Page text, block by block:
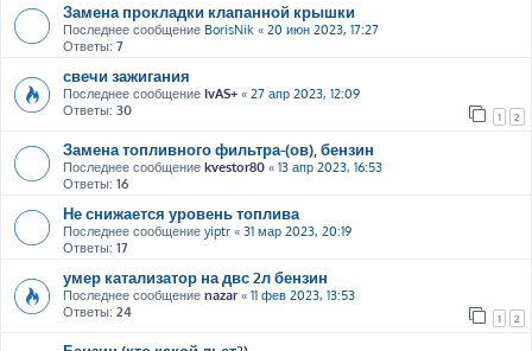
Замена прокладки клапанной крышки
Последнее сообщение BorisNik « 20 июн 2023, 17:27
Ответы: 7
свечи зажигания
Последнее сообщение IvAS+ « 27 апр 2023, 12:09
Ответы: 30 1 2
Замена топливного фильтра-(ов), бензин
Последнее сообщение kvestor80 « 13 апр 2023, 16:53
Ответы: 16
Не снижается уровень топлива
Последнее сообщение yiptr « 31 мар 2023, 20:19
Ответы: 17
умер катализатор на двс 2л бензин
Последнее сообщение nazar« 11 фев 2023, 13:53
Ответы: 24 1 2